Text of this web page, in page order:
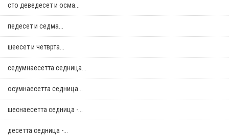
сто деведесет и осма...
педесет и седма...
шеесет и четврта...
седумнаесетта седница...
осумнaесетта седница...
шеснаесетта седница -...
десетта седница -...